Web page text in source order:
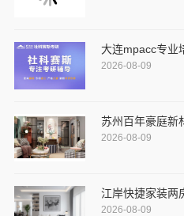
大连mpacc专业
2026-08-09
苏州百年豪庭新
2026-08-09
江岸快捷家装两
2026-08-09